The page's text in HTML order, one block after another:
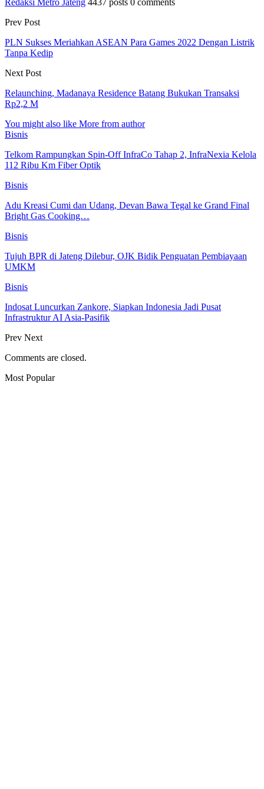
Prev Post
PLN Sukses Meriahkan ASEAN Para Games 2022 Dengan Listrik
Tanpa Kedip
Next Post
Relaunching, Madanaya Residence Batang Bukukan Transaksi
Rp2,2 M
You might also like More from author
Bisnis
Telkom Rampungkan Spin-Off InfraCo Tahap 2, InfraNexia Kelola
112 Ribu Km Fiber Optik
Bisnis
Adu Kreasi Cumi dan Udang, Devan Bawa Tegal ke Grand Final
Bright Gas Cooking…
Bisnis
Tujuh BPR di Jateng Dilebur, OJK Bidik Penguatan Pembiayaan
UMKM
Bisnis
Indosat Luncurkan Zankore, Siapkan Indonesia Jadi Pusat
Infrastruktur AI Asia-Pasifik
Prev Next
Comments are closed.
Most Popular